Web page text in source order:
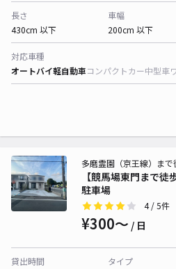
長さ
430cm 以下
車幅
200cm 以下
対応車種
オートバイ軽自動車コンパクトカー中型車
【競馬場東門まで
駐車場
多磨霊園（京王線）まで
4/ 5件
¥300〜 / 日
貸出時間
タイプ